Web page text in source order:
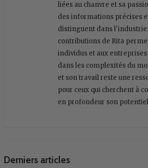
liées au chanvre et sa
des informations précises
distinguent dans
contributions de Rita
individus et aux
dans les complexités du
et son travail reste une
pour ceux qui cherchent à
en profondeur son
Derniers articles